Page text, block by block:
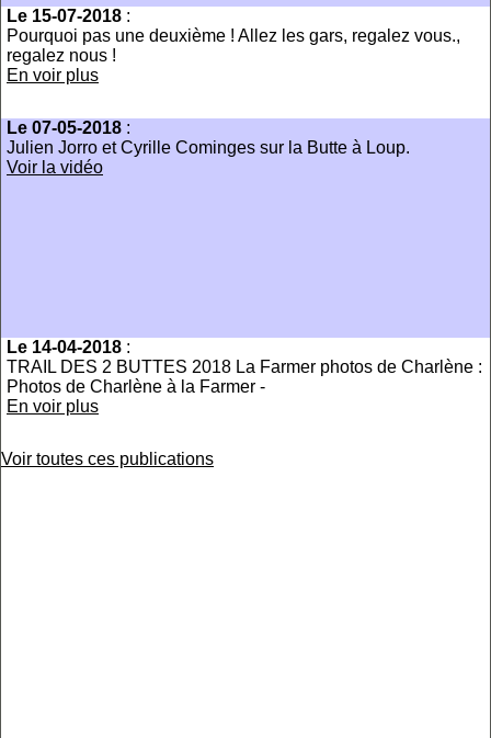
Le 15-07-2018 :
Pourquoi pas une deuxième ! Allez les gars, regalez vous.,
regalez nous !
En voir plus
Le 07-05-2018 :
Julien Jorro et Cyrille Cominges sur la Butte à Loup.
Voir la vidéo
Le 14-04-2018 :
TRAIL DES 2 BUTTES 2018 La Farmer photos de Charlène :
Photos de Charlène à la Farmer -
En voir plus
Voir toutes ces publications